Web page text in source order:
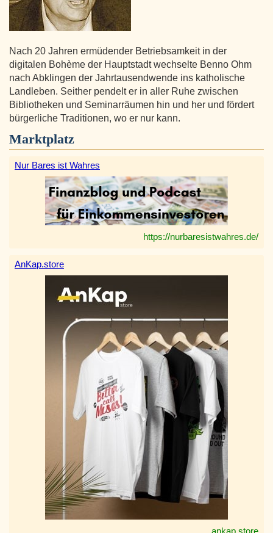
Nach 20 Jahren ermüdender Betriebsamkeit in der
digitalen Bohème der Hauptstadt wechselte Benno Ohm
nach Abklingen der Jahrtausendwende ins katholische
Landleben. Seither pendelt er in aller Ruhe zwischen
Bibliotheken und Seminarräumen hin und her und fördert
bürgerliche Traditionen, wo er nur kann.
Marktplatz
Nur Bares ist Wahres
https://nurbaresistwahres.de/
AnKap.store
ankap.store